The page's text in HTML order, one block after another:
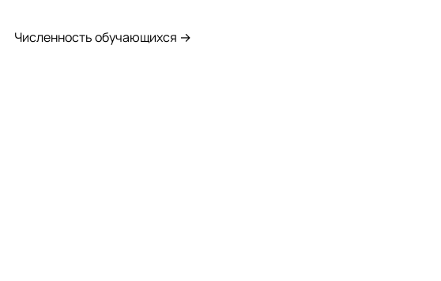
Численность обучающихся →